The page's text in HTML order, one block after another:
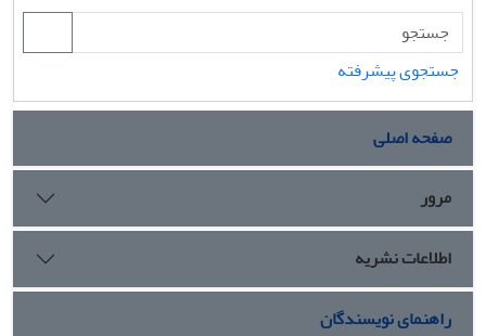
جستجوی پیشرفته
صفحه اصلی
مرور
اطلاعات نشریه
راهنمای نویسندگان